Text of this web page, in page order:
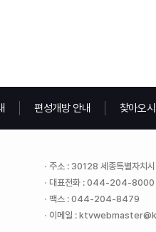
편성개방 안내 찾아오
주소 : 30128 세종특별자치
대표전화 : 044-204-8000
팩스 : 044-204-8479
이메일 :